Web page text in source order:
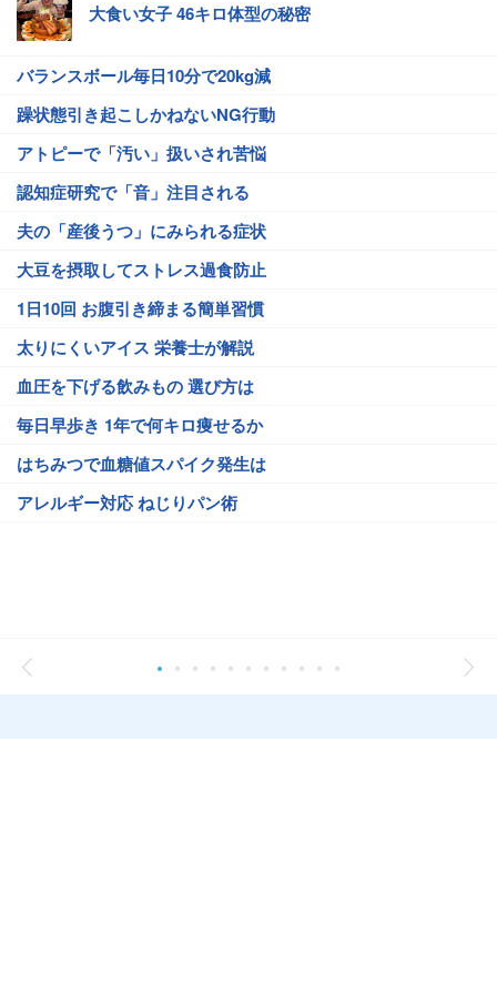
大食い女子 46キロ体型の秘密
バランスボール毎日10分で20kg減
躁状態引き起こしかねないNG行動
アトピーで「汚い」扱いされ苦悩
認知症研究で「音」注目される
夫の「産後うつ」にみられる症状
大豆を摂取してストレス過食防止
1日10回 お腹引き締まる簡単習慣
太りにくいアイス 栄養士が解説
血圧を下げる飲みもの 選び方は
毎日早歩き 1年で何キロ痩せるか
はちみつで血糖値スパイク発生は
アレルギー対応 ねじりパン術